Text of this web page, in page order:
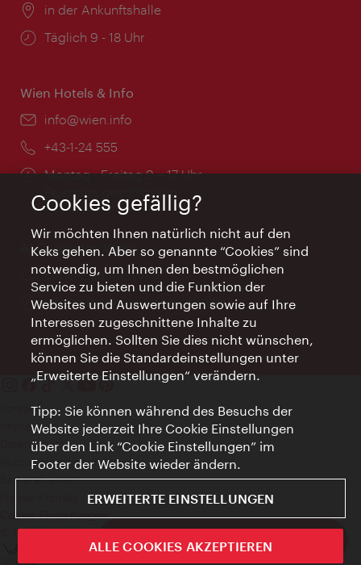
ivie - Die offizielle City Guide App
Ort:
in der Ankunftshalle
Öffnungszeiten:
Täglich 9 - 18 Uhr
Wien Hotels & Info
Email:
info@wien.info
Telefon:
+43-1-24 555
Öffnungszeiten:
Montag - Freitag 9 – 17 Uhr
Feiertags geschlossen
AI Concierge Wien
Ort:
concierge.wien.info
Öffnungszeiten:
Informationen rund um die Uhr
Kontakt
Impressum
Datenschutz
Nutzungsbedingungen
Barrierefreiheit
Cookie Einstellungen
© Copyright WienTourismus
Cookies gefällig?
Wir möchten Ihnen natürlich nicht auf den
Keks gehen. Aber so genannte “Cookies” sind
notwendig, um Ihnen den bestmöglichen
Service zu bieten und die Funktion der
Websites und Auswertungen sowie auf Ihre
Interessen zugeschnittene Inhalte zu
ermöglichen. Sollten Sie dies nicht wünschen,
können Sie die Standardeinstellungen unter
„Erweiterte Einstellungen“ verändern.
Tipp: Sie können während des Besuchs der
Website jederzeit Ihre Cookie Einstellungen
über den Link “Cookie Einstellungen” im
Footer der Website wieder ändern.
ERWEITERTE EINSTELLUNGEN
ALLE COOKIES AKZEPTIEREN